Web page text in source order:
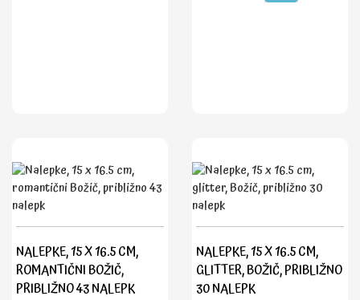
NALEPKE, 15 X 16.5 CM,
ROMANTIČNI BOŽIČ,
PRIBLIŽNO 43 NALEPK
NALEPKE, 15 X 16.5 CM,
GLITTER, BOŽIČ, PRIBLIŽNO
30 NALEPK